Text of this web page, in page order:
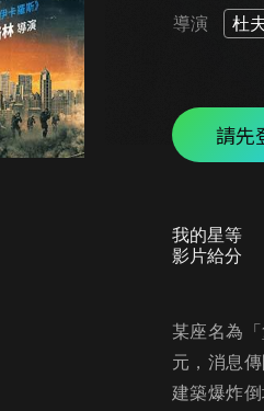
導演 杜
請先
我的星等
影片給分
某座名為
元，消息
建築爆炸